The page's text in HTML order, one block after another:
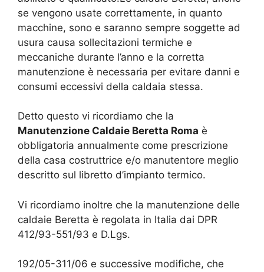
se vengono usate correttamente, in quanto
macchine, sono e saranno sempre soggette ad
usura causa sollecitazioni termiche e
meccaniche durante l’anno e la corretta
manutenzione è necessaria per evitare danni e
consumi eccessivi della caldaia stessa.
Detto questo vi ricordiamo che la
Manutenzione Caldaie Beretta Roma è
obbligatoria annualmente come prescrizione
della casa costruttrice e/o manutentore meglio
descritto sul libretto d’impianto termico.
Vi ricordiamo inoltre che la manutenzione delle
caldaie Beretta è regolata in Italia dai DPR
412/93-551/93 e D.Lgs.
192/05-311/06 e successive modifiche, che